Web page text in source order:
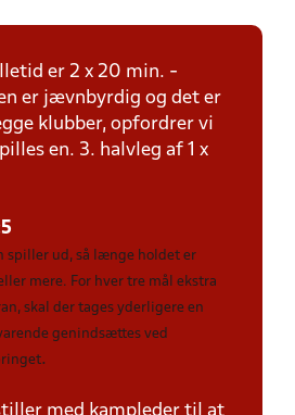
er 2 x 20 min. -
er jævnbyrdig og det er
klubber, opfordrer vi
en. 3. halvleg af 1 x
spiller ud, så længe holdet er
mere. For hver tre mål ekstra
skal der tages yderligere en
genindsættes ved
.
med kampleder til at